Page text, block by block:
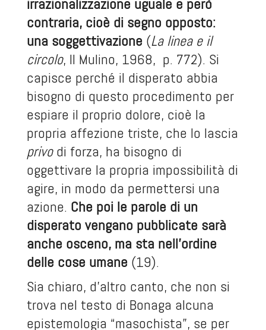
irrazionalizzazione uguale e però
contraria, cioè di segno opposto:
una soggettivazione(La linea e il
circolo, Il Mulino, 1968, p. 772). Si
capisce perché il disperato abbia
bisogno di questo procedimento per
espiare il proprio dolore, cioè la
propria affezione triste, che lo lascia
privodi forza, ha bisogno di
oggettivare la propria impossibilità di
agire, in modo da permettersi una
azione. Che poi le parole di un
disperato vengano pubblicate sarà
anche osceno, ma sta nell’ordine
delle cose umane(19).
Sia chiaro, d’altro canto, che non si
trova nel testo di Bonaga alcuna
epistemologia “masochista”, se per